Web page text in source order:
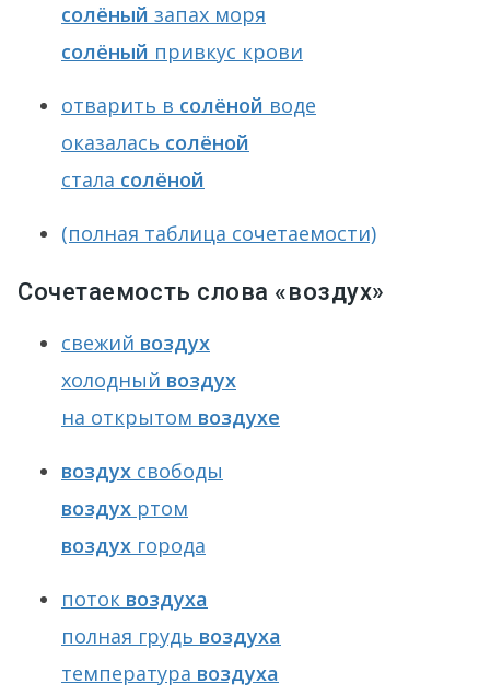
солёный запах моря
солёный привкус крови
отварить в солёной воде
оказалась солёной
стала солёной
(полная таблица сочетаемости)
Сочетаемость слова «воздух»
свежий воздух
холодный воздух
на открытом воздухе
воздух свободы
воздух ртом
воздух города
поток воздуха
полная грудь воздуха
температура воздуха